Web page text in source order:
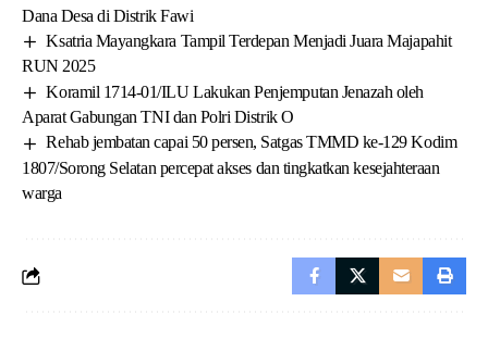
Dana Desa di Distrik Fawi
Ksatria Mayangkara Tampil Terdepan Menjadi Juara Majapahit
RUN 2025
Koramil 1714-01/ILU Lakukan Penjemputan Jenazah oleh
Aparat Gabungan TNI dan Polri Distrik O
Rehab jembatan capai 50 persen, Satgas TMMD ke-129 Kodim
1807/Sorong Selatan percepat akses dan tingkatkan kesejahteraan
warga